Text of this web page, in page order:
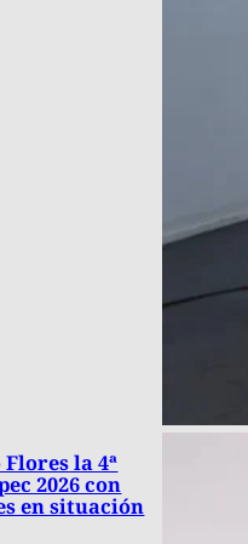
la 4ª
2026 con
en situación